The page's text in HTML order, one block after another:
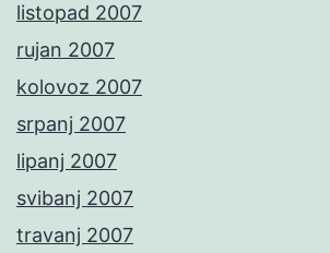
listopad 2007
rujan 2007
kolovoz 2007
srpanj 2007
lipanj 2007
svibanj 2007
travanj 2007